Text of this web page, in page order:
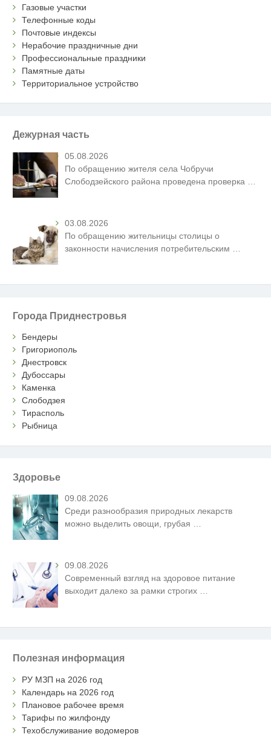
Газовые участки
Телефонные коды
Почтовые индексы
Нерабочие праздничные дни
Профессиональные праздники
Памятные даты
Территориальное устройство
Дежурная часть
05.08.2026
По обращению жителя села Чобручи
Слободзейского района проведена проверка
03.08.2026
По обращению жительницы столицы о
законности начисления потребительским
Города Приднестровья
Бендеры
Григориополь
Днестровск
Дубоссары
Каменка
Слободзея
Тирасполь
Рыбница
Здоровье
09.08.2026
Среди разнообразия природных лекарств
можно выделить овощи, грубая
09.08.2026
Современный взгляд на здоровое питание
выходит далеко за рамки строгих …
Полезная информация
РУ МЗП на 2026 год
Календарь на 2026 год
Плановое рабочее время
Тарифы по жилфонду
Техобслуживание водомеров